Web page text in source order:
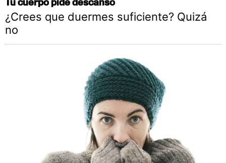
¿Crees que duermes suficiente? Quizá
no